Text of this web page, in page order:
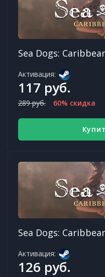
Sea Dogs:
Активация:
117 руб.
289 руб. 60% скидка
Sea Dogs:
Активация:
126 руб.